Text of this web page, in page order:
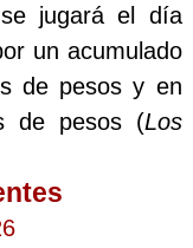
jugará el día
un acumulado
de pesos y en
de pesos (Los